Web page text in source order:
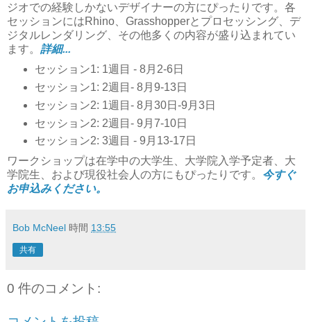
ジオでの経験しかないデザイナーの方にぴったりです。各
セッションにはRhino、Grasshopperとプロセッシング、デ
ジタルレンダリング、その他多くの内容が盛り込まれてい
ます。 詳細...
セッション1: 1週目 - 8月2-6日
セッション1: 2週目- 8月9-13日
セッション2: 1週目- 8月30日-9月3日
セッション2: 2週目- 9月7-10日
セッション2: 3週目 - 9月13-17日
ワークショップは在学中の大学生、大学院入学予定者、大
学院生、および現役社会人の方にもぴったりです。 今すぐ
お申込みください。
Bob McNeel 時間 13:55
共有
0 件のコメント: